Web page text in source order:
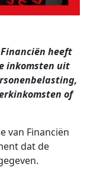
heeft
inkomsten uit
of
van Financiën
dat de